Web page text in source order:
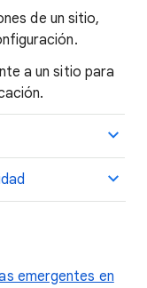
de un sitio,
a un sitio para
emergentes en